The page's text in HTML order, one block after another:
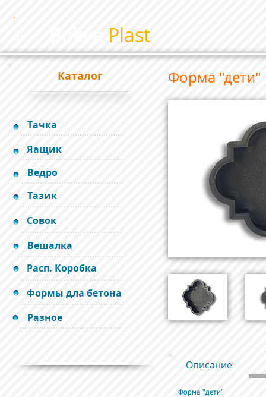
Plast
Каталог
Тачка
Яащик
Ведро
Тазик
Совок
Вешалка
Расп. Коробка
Формы дла бетона
Разное
Форма "дети"
Описание
Форма "дети"